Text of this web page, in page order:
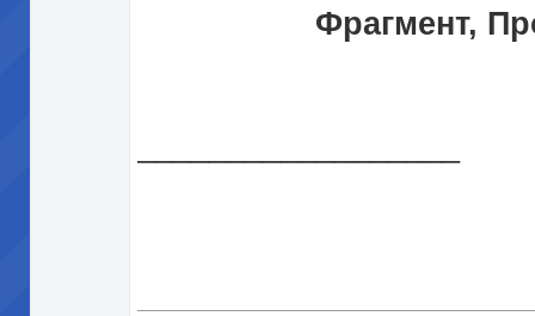
Фрагмент,